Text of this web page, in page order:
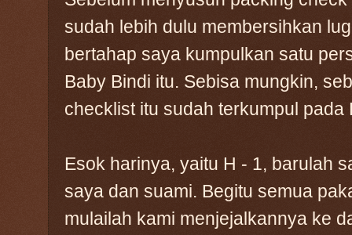
sudah lebih dulu membersihkan
bertahap saya kumpulkan satu
Baby Bindi itu. Sebisa mungkin,
checklist itu sudah terkumpul pada
Esok harinya, yaitu H - 1, barulah
saya dan suami. Begitu semua
mulailah kami menjejalkannya ke